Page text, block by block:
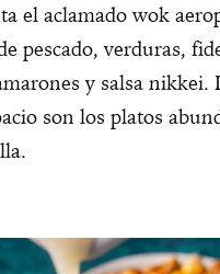
el aclamado wok
pescado, verduras,
y salsa nikkei.
son los platos